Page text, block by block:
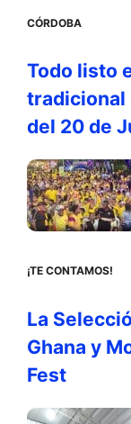
CÓRDOBA
Todo listo
tradicional
del 20 de
¡TE CONTAMOS!
La
Ghana y
Fest